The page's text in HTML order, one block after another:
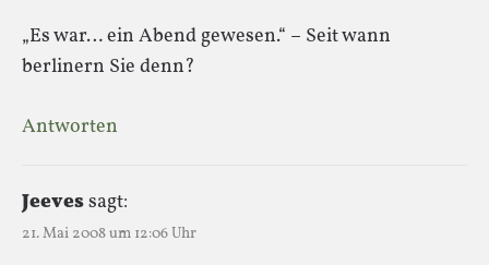
„Es war… ein Abend gewesen.“ – Seit wann
berlinern Sie denn?
Antworten
Jeevessagt:
21. Mai 2008 um 12:06 Uhr